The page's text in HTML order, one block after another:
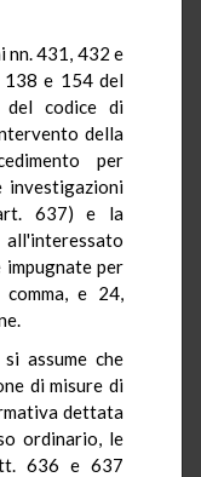
nn. 431, 432 e
e 154 del
del codice di
della
per
investigazioni
637) e la
per
e 24,
assume che
di misure di
dettata
ordinario, le
636 e 637